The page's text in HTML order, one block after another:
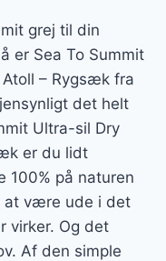
grej til din
er Sea To Summit
– Rygsæk fra
det helt
Ultra-sil Dry
er du lidt
100% på naturen
at være ude i det
virker. Og det
Af den simple